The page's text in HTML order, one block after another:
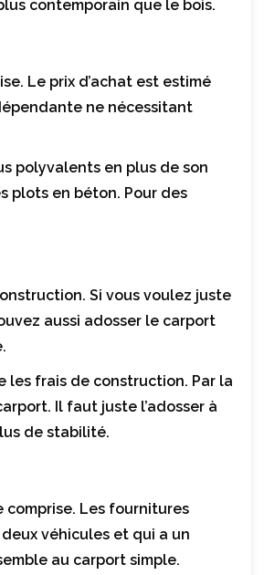
contemporain que le bois.
Le prix d’achat est estimé
ne nécessitant
polyvalents en plus de son
plots en béton. Pour des
Si vous voulez juste
aussi adosser le carport
les frais de construction. Par la
Il faut juste l’adosser à
de stabilité.
Les fournitures
véhicules et qui a un
au carport simple.